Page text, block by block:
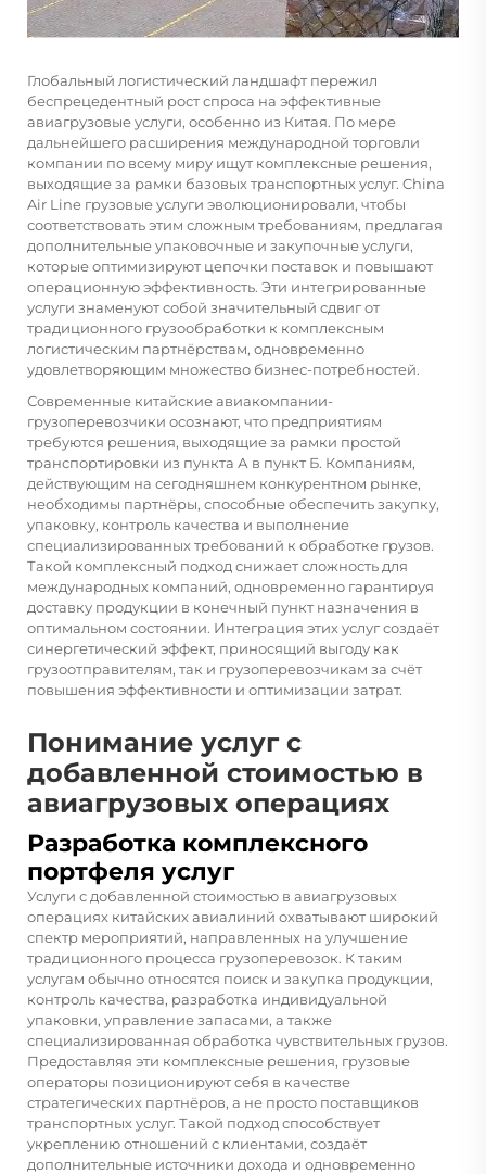
Глобальный логистический ландшафт пережил
беспрецедентный рост спроса на эффективные
авиагрузовые услуги, особенно из Китая. По мере
дальнейшего расширения международной торговли
компании по всему миру ищут комплексные решения,
выходящие за рамки базовых транспортных услуг. China
Air Line грузовые услуги эволюционировали, чтобы
соответствовать этим сложным требованиям, предлагая
дополнительные упаковочные и закупочные услуги,
которые оптимизируют цепочки поставок и повышают
операционную эффективность. Эти интегрированные
услуги знаменуют собой значительный сдвиг от
традиционного грузообработки к комплексным
логистическим партнёрствам, одновременно
удовлетворяющим множество бизнес-потребностей.
Современные китайские авиакомпании-
грузоперевозчики осознают, что предприятиям
требуются решения, выходящие за рамки простой
транспортировки из пункта А в пункт Б. Компаниям,
действующим на сегодняшнем конкурентном рынке,
необходимы партнёры, способные обеспечить закупку,
упаковку, контроль качества и выполнение
специализированных требований к обработке грузов.
Такой комплексный подход снижает сложность для
международных компаний, одновременно гарантируя
доставку продукции в конечный пункт назначения в
оптимальном состоянии. Интеграция этих услуг создаёт
синергетический эффект, приносящий выгоду как
грузоотправителям, так и грузоперевозчикам за счёт
повышения эффективности и оптимизации затрат.
Понимание услуг с
добавленной стоимостью в
авиагрузовых операциях
Разработка комплексного
портфеля услуг
Услуги с добавленной стоимостью в авиагрузовых
операциях китайских авиалиний охватывают широкий
спектр мероприятий, направленных на улучшение
традиционного процесса грузоперевозок. К таким
услугам обычно относятся поиск и закупка продукции,
контроль качества, разработка индивидуальной
упаковки, управление запасами, а также
специализированная обработка чувствительных грузов.
Предоставляя эти комплексные решения, грузовые
операторы позиционируют себя в качестве
стратегических партнёров, а не просто поставщиков
транспортных услуг. Такой подход способствует
укреплению отношений с клиентами, создаёт
дополнительные источники дохода и одновременно